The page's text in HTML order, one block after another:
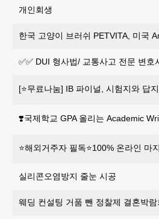
개인회생
한국 고양이 브러쉬 PETVITA, 미국
✅✅ DUI 형사법/ 교통사고 전문 변호
[⭐무료나눔] IB 파이널, 시험지와 답
❣️국제학교 GPA 올리는 Academic
⭐해외거주자 필독⭐100% 온라인
실리콘오염방지 줄눈 시공
웨딩 컨설팅 거품 뺀 정찰제 결혼박